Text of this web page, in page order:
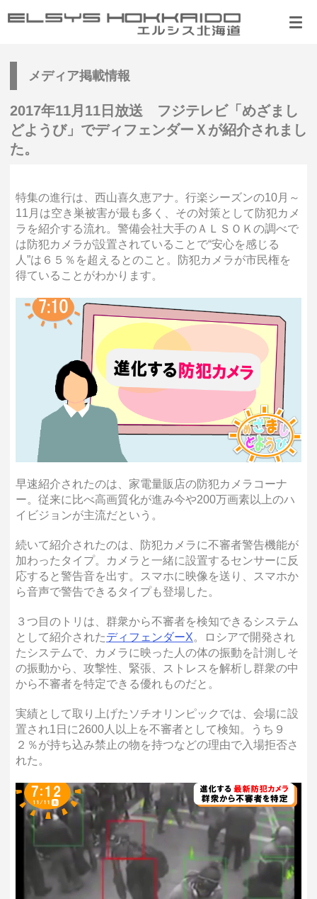
メディア掲載情報
2017年11月11日放送 フジテレビ「めざまし
どようび」でディフェンダーＸが紹介されまし
た。
特集の進行は、西山喜久恵アナ。行楽シーズンの10月～
11月は空き巣被害が最も多く、その対策として防犯カメ
ラを紹介する流れ。警備会社大手のＡＬＳＯＫの調べで
は防犯カメラが設置されていることで“安心を感じる
人”は６５％を超えるとのこと。防犯カメラが市民権を
得ていることがわかります。
早速紹介されたのは、家電量販店の防犯カメラコーナ
ー。従来に比べ高画質化が進み今や200万画素以上のハ
イビジョンが主流だという。
続いて紹介されたのは、防犯カメラに不審者警告機能が
加わったタイプ。カメラと一緒に設置するセンサーに反
応すると警告音を出す。スマホに映像を送り、スマホか
ら音声で警告できるタイプも登場した。
３つ目のトリは、群衆から不審者を検知できるシステム
として紹介されたディフェンダーX。ロシアで開発され
たシステムで、カメラに映った人の体の振動を計測しそ
の振動から、攻撃性、緊張、ストレスを解析し群衆の中
から不審者を特定できる優れものだと。
実績として取り上げたソチオリンピックでは、会場に設
置され1日に2600人以上を不審者として検知。うち９
２％が持ち込み禁止の物を持つなどの理由で入場拒否さ
れた。